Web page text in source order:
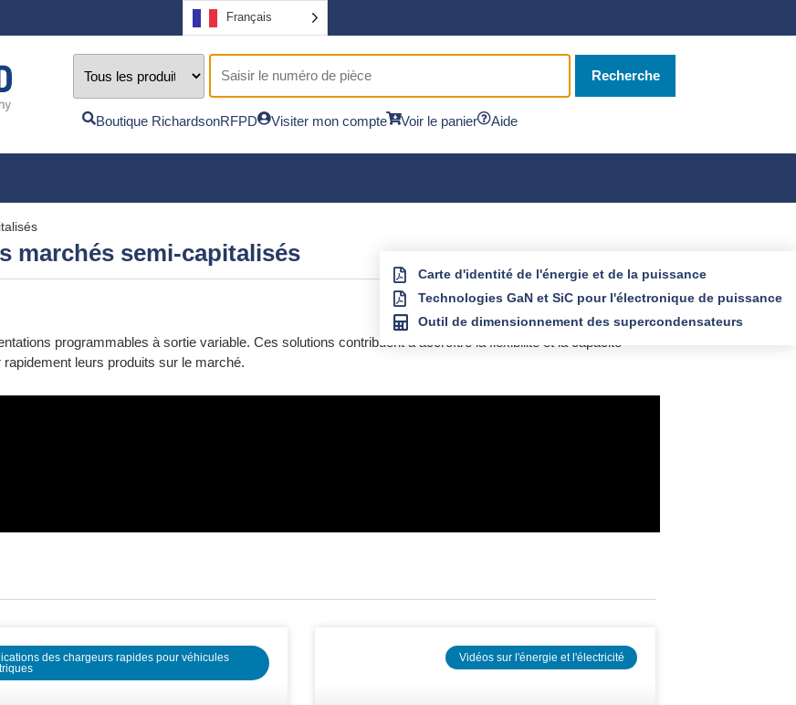
Français
Recherche
Boutique RichardsonRFPD Visiter mon compte Voir le panier Aide
marchés semi-capitalisés
Carte d'identité de l'énergie et de la puissance
Technologies GaN et SiC pour l'électronique de puissance
Outil de dimensionnement des supercondensateurs
programmables à sortie variable. Ces solutions contribuent à accroître la flexibilité et la capacité
leurs produits sur le marché.
des chargeurs rapides pour véhicules
Vidéos sur l'énergie et l'électricité